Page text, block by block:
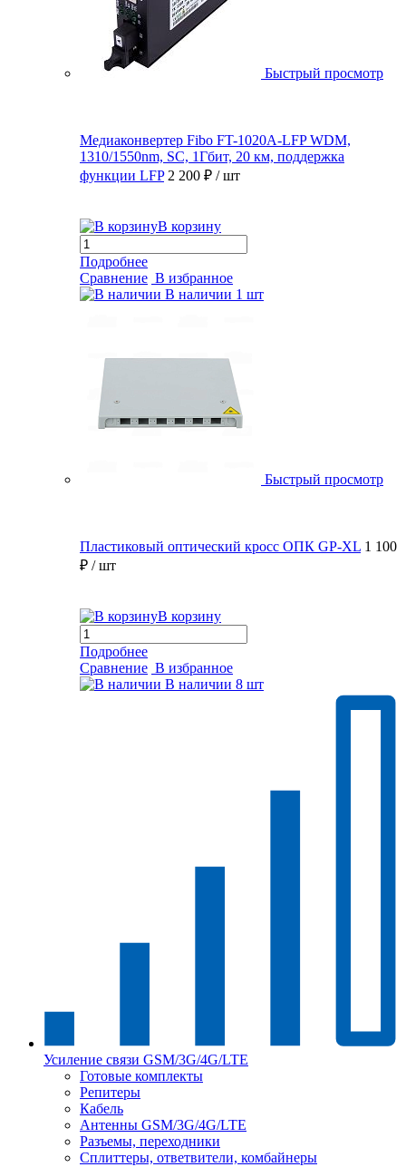
Быстрый просмотр
Медиаконвертер Fibo FT-1020A-LFP WDM,
1310/1550nm, SC, 1Гбит, 20 км, поддержка
функции LFP 2 200 ₽ / шт
В корзину
Подробнее
Сравнение В избранное
В наличии 1 шт
Быстрый просмотр
Пластиковый оптический кросс ОПК GP-XL 1 100
₽ / шт
В корзину
Подробнее
Сравнение В избранное
В наличии 8 шт
Усиление связи GSM/3G/4G/LTE
Готовые комплекты
Репитеры
Кабель
Антенны GSM/3G/4G/LTE
Разъемы, переходники
Сплиттеры, ответвители, комбайнеры